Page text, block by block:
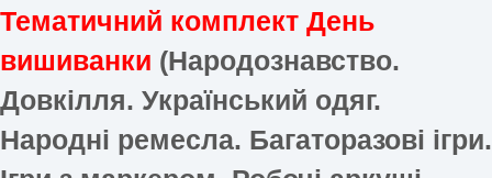
Тематичний комплект День
вишиванки (Народознавство.
Довкілля. Український одяг.
Народні ремесла. Багаторазові ігри.